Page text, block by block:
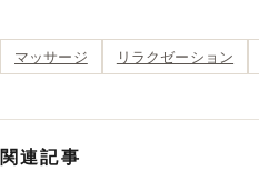
マッサージ リラクゼーション
関連記事